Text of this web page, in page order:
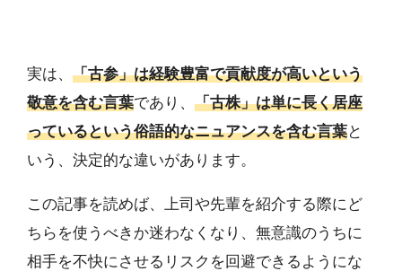
実は、 「古参」は経験豊富で貢献度が高いという
敬意を含む言葉であり、 「古株」は単に長く居座
っているという俗語的なニュアンスを含む言葉と
いう、決定的な違いがあります。
この記事を読めば、上司や先輩を紹介する際にど
ちらを使うべきか迷わなくなり、無意識のうちに
相手を不快にさせるリスクを回避できるようにな